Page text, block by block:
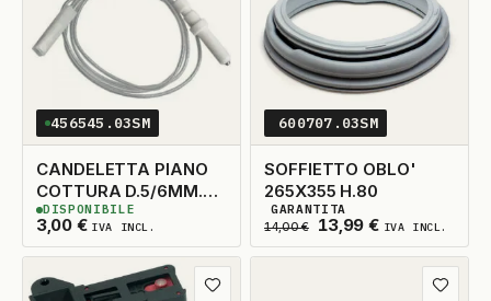
456545.03SM
CANDELETTA PIANO
COTTURA D.5/6MM.
H.34MM. N'1
3,00 € IVA INCL.
60 DISPONIBILI
DISPONIBILE
600707.03SM
SOFFIETTO OBLO'
265X355 H.80
14,00€ Il prezzo originale
13,99 €Il prezzo
IVA INCL.
2DISPONIBILI
GARANTITA
Aggiungi ai preferiti